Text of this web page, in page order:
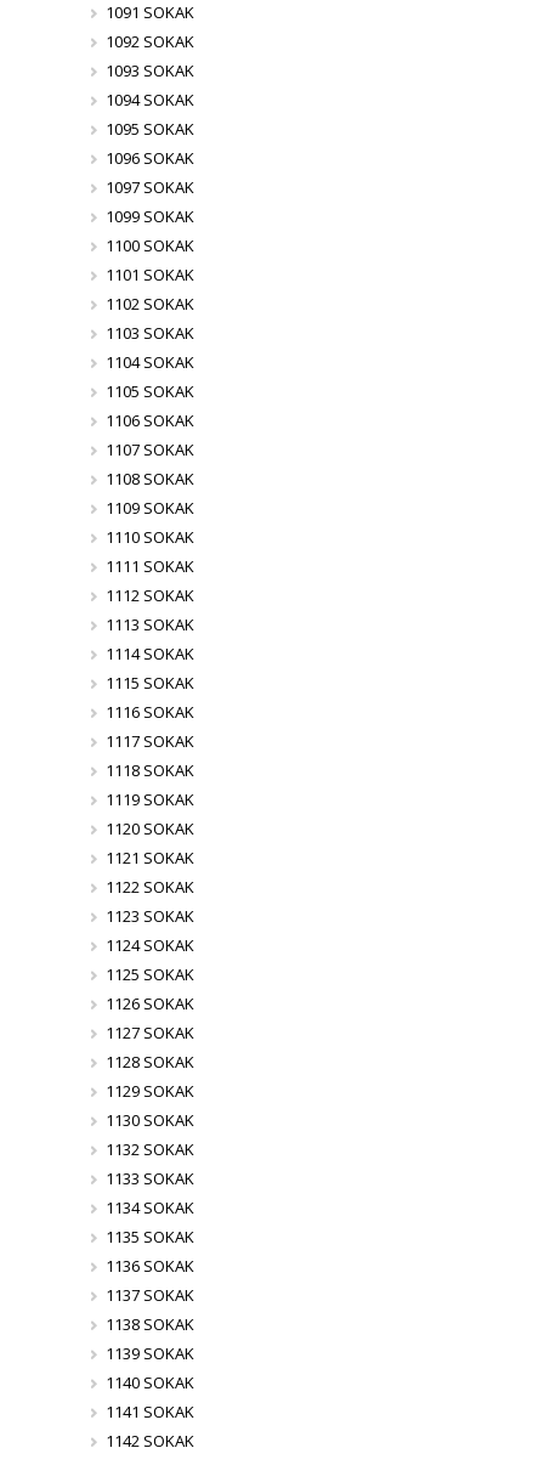
1091 SOKAK
1092 SOKAK
1093 SOKAK
1094 SOKAK
1095 SOKAK
1096 SOKAK
1097 SOKAK
1099 SOKAK
1100 SOKAK
1101 SOKAK
1102 SOKAK
1103 SOKAK
1104 SOKAK
1105 SOKAK
1106 SOKAK
1107 SOKAK
1108 SOKAK
1109 SOKAK
1110 SOKAK
1111 SOKAK
1112 SOKAK
1113 SOKAK
1114 SOKAK
1115 SOKAK
1116 SOKAK
1117 SOKAK
1118 SOKAK
1119 SOKAK
1120 SOKAK
1121 SOKAK
1122 SOKAK
1123 SOKAK
1124 SOKAK
1125 SOKAK
1126 SOKAK
1127 SOKAK
1128 SOKAK
1129 SOKAK
1130 SOKAK
1132 SOKAK
1133 SOKAK
1134 SOKAK
1135 SOKAK
1136 SOKAK
1137 SOKAK
1138 SOKAK
1139 SOKAK
1140 SOKAK
1141 SOKAK
1142 SOKAK